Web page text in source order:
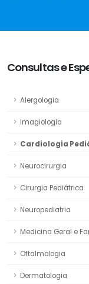
Consultas e
Alergologia
Imagiologia
Cardiologia
Neurocirurgia
Cirurgia Pediátrica
Neuropediatria
Medicina Geral e
Oftalmologia
Dermatologia